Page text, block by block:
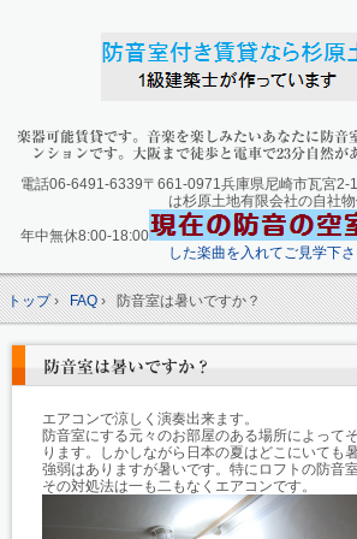
楽器可能賃貸です。音楽を楽しみたいあなたに防音
ンションです。大阪まで徒歩と電車で23分自然が
電話06-6491-6339〒661-0971兵庫県尼崎市瓦宮
は杉原土地有限会社の自社
年中無休8:00-18:00
した楽曲を入れてご見学下
トップ› FAQ› 防音室は暑いですか？
防音室は暑いですか？
エアコンで涼しく演奏出来ます。
防音室にする元々のお部屋のある場所によって
ります。しかしながら日本の夏はどこにいても
強弱はありますが暑いです。特にロフトの防音
その対処法は一も二もなくエアコンです。